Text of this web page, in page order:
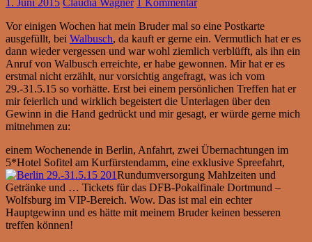
1. Juni 2015 Claudia Wagner 1 Kommentar
Vor einigen Wochen hat mein Bruder mal so eine Postkarte
ausgefüllt, bei Walbusch, da kauft er gerne ein. Vermutlich hat er es
dann wieder vergessen und war wohl ziemlich verblüfft, als ihn ein
Anruf von Walbusch erreichte, er habe gewonnen. Mir hat er es
erstmal nicht erzählt, nur vorsichtig angefragt, was ich vom
29.-31.5.15 so vorhätte. Erst bei einem persönlichen Treffen hat er
mir feierlich und wirklich begeistert die Unterlagen über den
Gewinn in die Hand gedrückt und mir gesagt, er würde gerne mich
mitnehmen zu:
einem Wochenende in Berlin, Anfahrt, zwei Übernachtungen im
5*Hotel Sofitel am Kurfürstendamm, eine exklusive Spreefahrt,
Rundumversorgung Mahlzeiten und
Getränke und … Tickets für das DFB-Pokalfinale Dortmund –
Wolfsburg im VIP-Bereich. Wow. Das ist mal ein echter
Hauptgewinn und es hätte mit meinem Bruder keinen besseren
treffen können!